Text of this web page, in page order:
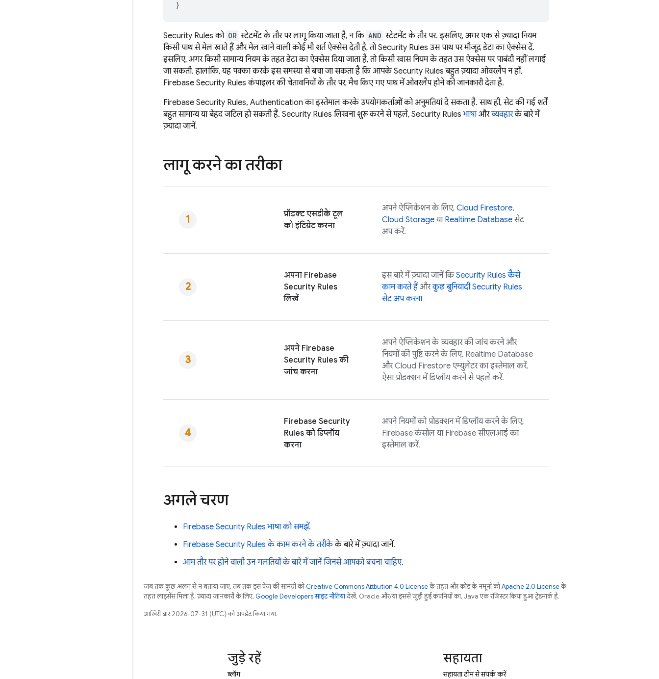
Security Rules को OR स्टेटमेंट के तौर पर लागू किया जाता है, न कि AND स्टेटमेंट के तौर पर. इसलिए, अगर एक से ज़्यादा नियम
किसी पाथ से मेल खाते हैं और मेल खाने वाली कोई भी शर्त ऐक्सेस देती है, तोSecurity Rules उस पाथ पर मौजूद डेटा का ऐक्सेस दें.
इसलिए, अगर किसी सामान्य नियम के तहत डेटा का ऐक्सेस दिया जाता है, तो किसी खास नियम के तहत उस ऐक्सेस पर पाबंदी नहीं लगाई
जा सकती. हालांकि, यह पक्का करके इस समस्या से बचा जा सकता है कि आपकेSecurity Rules बहुत ज़्यादा ओवरलैप न हों.
Firebase Security Rules कंपाइलर की चेतावनियों के तौर पर, मैच किए गए पाथ में ओवरलैप होने की जानकारी देता है.
Firebase Security Rules, Authentication का इस्तेमाल करके उपयोगकर्ताओं को अनुमतियां दे सकता है. साथ ही, सेट की गई शर्तें
बहुत सामान्य या बेहद जटिल हो सकती हैं. Security Rules लिखना शुरू करने से पहले, Security Rules भाषाऔरव्यवहारके बारे में
ज़्यादा जानें.
लागू करने का तरीका
प्रॉडक्ट एसडीके टूल
को इंटिग्रेट करना
अपने ऐप्लिकेशन के लिए, Cloud Firestore,
Cloud Storageया Realtime Databaseसेट
अप करें.
अपना Firebase
Security Rules
लिखें
इस बारे में ज़्यादा जानें किSecurity Rules कैसे
काम करते हैंऔरकुछ बुनियादीSecurity Rules
सेट अप करना
अपने Firebase
Security Rulesकी
जांच करना
अपने ऐप्लिकेशन के व्यवहार की जांच करने और
नियमों की पुष्टि करने के लिए, Realtime Database
औरCloud Firestore एम्युलेटर का इस्तेमाल करें.
ऐसा प्रोडक्शन में डिप्लॉय करने से पहले करें.
Firebase Security
Rulesको डिप्लॉय
करना
अपने नियमों को प्रोडक्शन में डिप्लॉय करने के लिए,
Firebaseकंसोल या Firebaseसीएलआई का
इस्तेमाल करें.
अगले चरण
Firebase Security Rules भाषा को समझें.
Firebase Security Rules के काम करने के तरीकेके बारे में ज़्यादा जानें.
आम तौर पर होने वाली उन गलतियों के बारे में जानें जिनसे आपको बचना चाहिए.
जब तक कुछ अलग से न बताया जाए, तब तक इस पेज की सामग्री कोCreative Commons Attribution 4.0 Licenseके तहत और कोड के नमूनों कोApache 2.0 Licenseके
तहत लाइसेंस मिला है. ज़्यादा जानकारी के लिए, Google Developers साइट नीतियांदेखें. Oracle और/या इससे जुड़ी हुई कंपनियों का, Java एक रजिस्टर किया हुआ ट्रेडमार्क है.
आखिरी बार 2026-07-31 (UTC) को अपडेट किया गया.
जुड़े रहें
ब्लॉग
सहायता
सहायता टीम से संपर्क करें